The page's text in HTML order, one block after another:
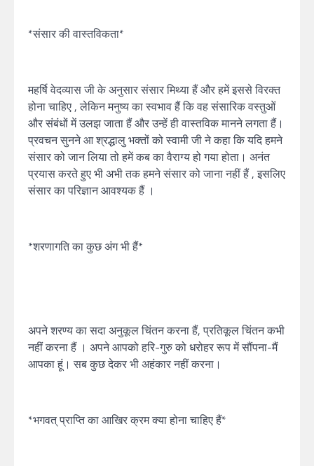
*संसार की वास्तविकता*
महर्षि वेदव्यास जी के अनुसार संसार मिथ्या हैं और हमें इससे विरक्त
होना चाहिए , लेकिन मनुष्य का स्वभाव हैं कि वह संसारिक वस्तुओं
और संबंधों में उलझ जाता हैं और उन्हें ही वास्तविक मानने लगता हैं।
प्रवचन सुनने आ श्रद्धालु भक्तों को स्वामी जी ने कहा कि यदि हमने
संसार को जान लिया तो हमें कब का वैराग्य हो गया होता। अनंत
प्रयास करते हुए भी अभी तक हमने संसार को जाना नहीं हैं , इसलिए
संसार का परिज्ञान आवश्यक हैं ।
*शरणागति का कुछ अंग भी हैं*
अपने शरण्य का सदा अनुकूल चिंतन करना हैं, प्रतिकूल चिंतन कभी
नहीं करना हैं । अपने आपको हरि-गुरु को धरोहर रूप में सौंपना-मैं
आपका हूं। सब कुछ देकर भी अहंकार नहीं करना।
*भगवत् प्राप्ति का आखिर क्रम क्या होना चाहिए हैं*